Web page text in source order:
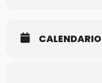
CALENDARIO